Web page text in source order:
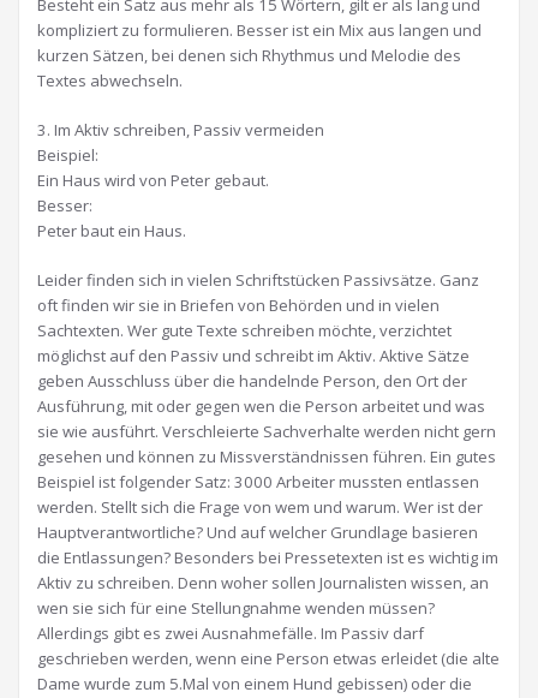
Besteht ein Satz aus mehr als 15 Wörtern, gilt er als lang und
kompliziert zu formulieren. Besser ist ein Mix aus langen und
kurzen Sätzen, bei denen sich Rhythmus und Melodie des
Textes abwechseln.
3. Im Aktiv schreiben, Passiv vermeiden
Beispiel:
Ein Haus wird von Peter gebaut.
Besser:
Peter baut ein Haus.
Leider finden sich in vielen Schriftstücken Passivsätze. Ganz
oft finden wir sie in Briefen von Behörden und in vielen
Sachtexten. Wer gute Texte schreiben möchte, verzichtet
möglichst auf den Passiv und schreibt im Aktiv. Aktive Sätze
geben Ausschluss über die handelnde Person, den Ort der
Ausführung, mit oder gegen wen die Person arbeitet und was
sie wie ausführt. Verschleierte Sachverhalte werden nicht gern
gesehen und können zu Missverständnissen führen. Ein gutes
Beispiel ist folgender Satz: 3000 Arbeiter mussten entlassen
werden. Stellt sich die Frage von wem und warum. Wer ist der
Hauptverantwortliche? Und auf welcher Grundlage basieren
die Entlassungen? Besonders bei Pressetexten ist es wichtig im
Aktiv zu schreiben. Denn woher sollen Journalisten wissen, an
wen sie sich für eine Stellungnahme wenden müssen?
Allerdings gibt es zwei Ausnahmefälle. Im Passiv darf
geschrieben werden, wenn eine Person etwas erleidet (die alte
Dame wurde zum 5.Mal von einem Hund gebissen) oder die